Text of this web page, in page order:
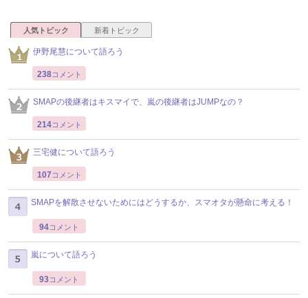
人気トピック 新着トピック
伊野尾慧について語ろう
238コメント
SMAPの後継者はキスマイで、嵐の後継者はJUMPなの？
214コメント
三宅健について語ろう
107 コメント
SMAPを解散させないためにはどうするか、スマオタが懸命に考える！
94コメント
嵐について語ろう
93コメント